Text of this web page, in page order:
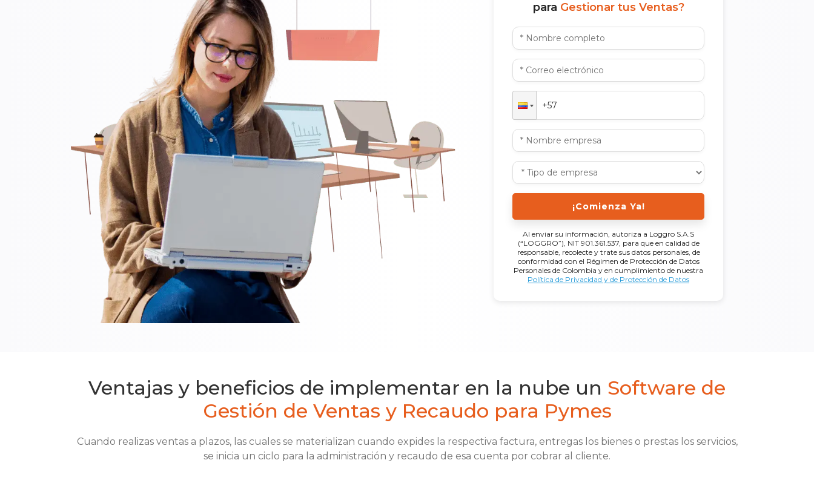
para Gestionar tus Ventas?
¡Comienza Ya!
Al enviar su información, autoriza a Loggro S.A.S
(“LOGGRO”), NIT 901.361.537, para que en calidad de
responsable, recolecte y trate sus datos personales, de
conformidad con el Régimen de Protección de Datos
Personales de Colombia y en cumplimiento de nuestra
Política de Privacidad y de Protección de Datos
Ventajas y beneficios de implementar en la nube un Software de
Gestión de Ventas y Recaudo para Pymes
Cuando realizas ventas a plazos, las cuales se materializan cuando expides la respectiva factura, entregas los bienes o prestas los servicios,
se inicia un ciclo para la administración y recaudo de esa cuenta por cobrar al cliente.